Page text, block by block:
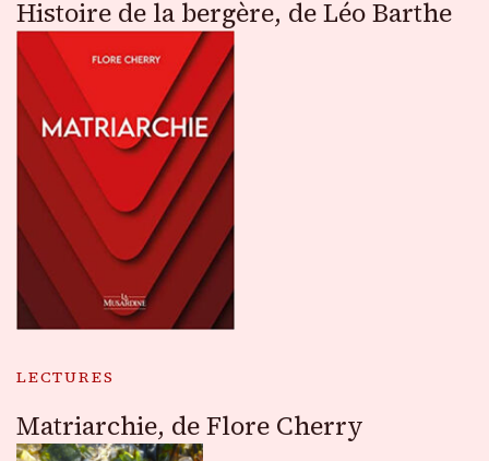
Histoire de la bergère, de Léo Barthe
LECTURES
Matriarchie, de Flore Cherry